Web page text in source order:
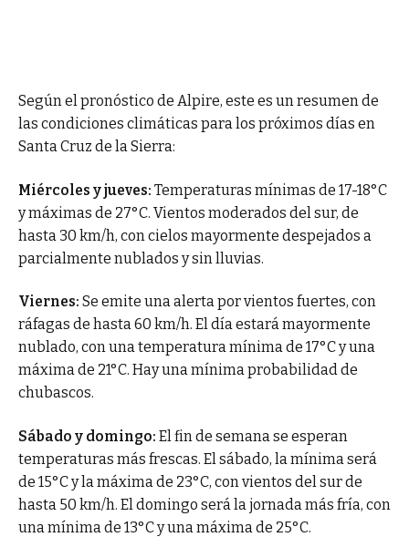
Según el pronóstico de Alpire, este es un resumen de
las condiciones climáticas para los próximos días en
Santa Cruz de la Sierra:
Miércoles y jueves: Temperaturas mínimas de 17-18°C
y máximas de 27°C. Vientos moderados del sur, de
hasta 30 km/h, con cielos mayormente despejados a
parcialmente nublados y sin lluvias.
Viernes: Se emite una alerta por vientos fuertes, con
ráfagas de hasta 60 km/h. El día estará mayormente
nublado, con una temperatura mínima de 17°C y una
máxima de 21°C. Hay una mínima probabilidad de
chubascos.
Sábado y domingo: El fin de semana se esperan
temperaturas más frescas. El sábado, la mínima será
de 15°C y la máxima de 23°C, con vientos del sur de
hasta 50 km/h. El domingo será la jornada más fría, con
una mínima de 13°C y una máxima de 25°C.